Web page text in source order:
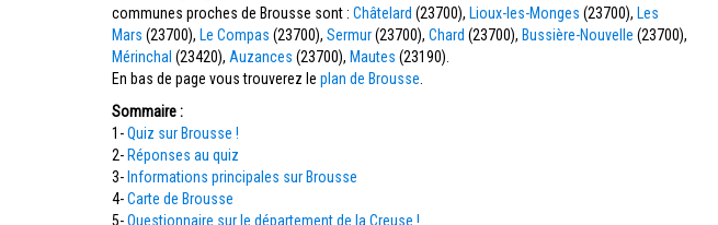
communes proches de Brousse sont : Châtelard (23700), Lioux-les-Monges (23700), Les
Mars (23700), Le Compas (23700), Sermur(23700), Chard (23700), Bussière-Nouvelle (23700),
Mérinchal (23420), Auzances (23700), Mautes (23190).
En bas de page vous trouverez le plan de Brousse
Sommaire :
1-Quiz sur Brousse !
2- Réponses au quiz
3- Informations principales sur Brousse
4-Carte de Brousse
5-Questionnaire sur le département de la Creuse !